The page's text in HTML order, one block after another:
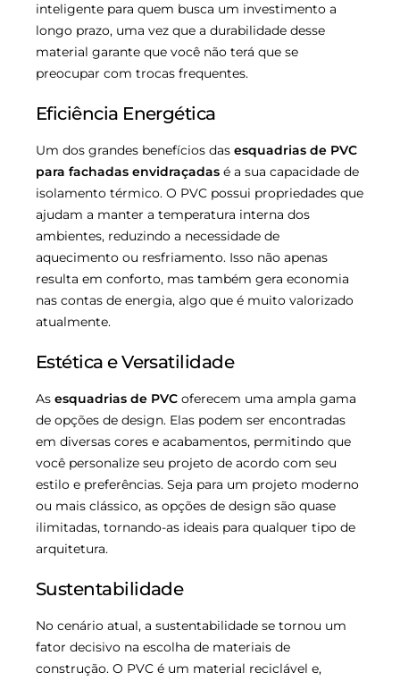
inteligente para quem busca um investimento a
longo prazo, uma vez que a durabilidade desse
material garante que você não terá que se
preocupar com trocas frequentes.
Eficiência Energética
Um dos grandes benefícios das esquadrias de PVC
para fachadas envidraçadas é a sua capacidade de
isolamento térmico. O PVC possui propriedades que
ajudam a manter a temperatura interna dos
ambientes, reduzindo a necessidade de
aquecimento ou resfriamento. Isso não apenas
resulta em conforto, mas também gera economia
nas contas de energia, algo que é muito valorizado
atualmente.
Estética e Versatilidade
As esquadrias de PVC oferecem uma ampla gama
de opções de design. Elas podem ser encontradas
em diversas cores e acabamentos, permitindo que
você personalize seu projeto de acordo com seu
estilo e preferências. Seja para um projeto moderno
ou mais clássico, as opções de design são quase
ilimitadas, tornando-as ideais para qualquer tipo de
arquitetura.
Sustentabilidade
No cenário atual, a sustentabilidade se tornou um
fator decisivo na escolha de materiais de
construção. O PVC é um material reciclável e,